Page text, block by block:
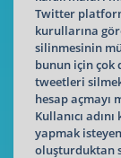
Twitter
kurullarına
silinmesinin
bunun için çok
tweetleri
hesap açmayı
Kullanıcı
yapmak
oluşturduktan